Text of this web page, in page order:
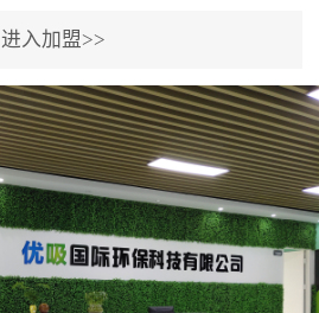
专利保护优势、双甲资质
企业（“室内环境净化治理
甲级施工资质”“室内环境
污染治理资质等级证
书”）、拥有多名高级《环
境工程高级工程师》室内
空气治理资格认证的治理
进入加盟>>